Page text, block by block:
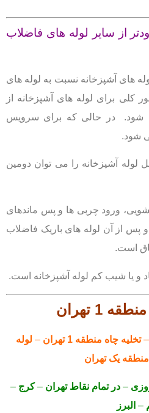
از سایر لوله های فاضلاب
های آشپزخانه نسبت به لوله های
کلی برای لوله های آشپزخانه از
در حالی که برای سرویس
لوله آشپزخانه را می توان دومین
ورود چربی ها و پس ماندهای
و پس
از آن لوله های باریک فاضلاب
است.
و یا شیب کم لوله آشپزخانه است.
منطقه 1 تهران
–تخلیه چاه منطقه 1 تهران – لوله
یک تهران
– در تمام نقاط تهران –کرج –
– البرز